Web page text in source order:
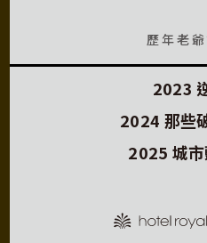
歷年老
2023
2024 那些
2025 城